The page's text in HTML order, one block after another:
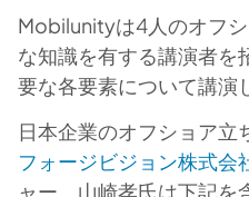
Mobilunityは4人のオフ
な知識を有する講演者を
要な各要素について講演
日本企業のオフショア立
フォージビジョン株式会
ャー、 山崎孝氏は下記を